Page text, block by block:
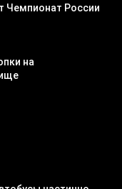
Чемпионат России
на